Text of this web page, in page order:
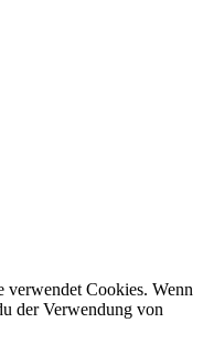
verwendet Cookies. Wenn
der Verwendung von